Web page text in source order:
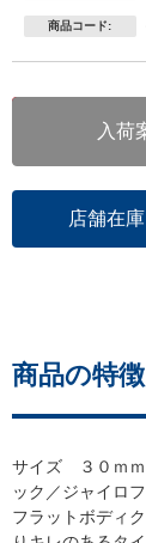
商品コード:
入荷
店舗在
商品の特徴
サイズ ３０ｍｍ
ック／ジャイロ
フラットボディ